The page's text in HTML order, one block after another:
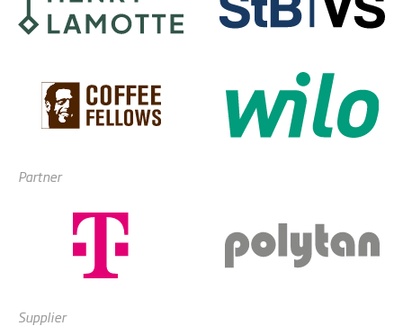
Partner
Supplier